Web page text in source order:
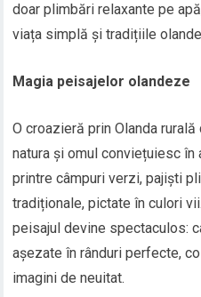
doar plimbări relaxante pe
viața simplă și tradițiile
Magia peisajelor olandeze
O croazieră prin Olanda
natura și omul conviețuiesc în
printre câmpuri verzi, pajiști
tradiționale, pictate în culori
peisajul devine spectaculos:
așezate în rânduri perfecte,
imagini de neuitat.